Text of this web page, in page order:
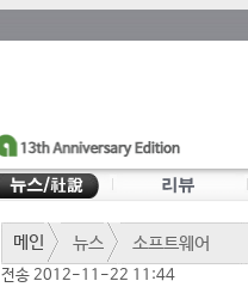
메인 뉴스 소프트웨어
전송 2012-11-22 11:44